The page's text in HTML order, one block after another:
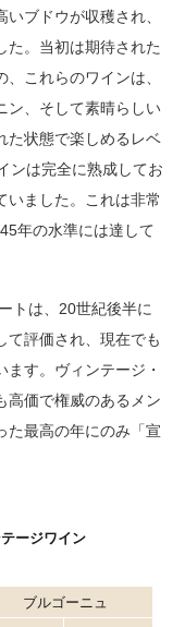
ブドウが収穫され、
た。当初は期待された
これらのワインは、
ン、そして素晴らしい
た状態で楽しめるレベ
ンは完全に熟成してお
いました。これは非常
年の水準には達して
トは、20世紀後半に
て評価され、現在でも
す。ヴィンテージ・
高価で権威のあるメン
た最高の年にのみ「宣
ージワイン
ブルゴーニュ